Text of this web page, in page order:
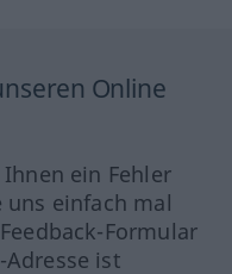
Online
ein Fehler
einfach mal
Formular
Adresse ist